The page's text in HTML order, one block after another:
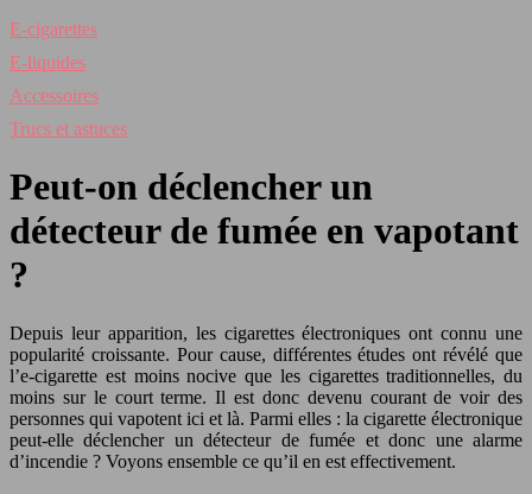
E-cigarettes
E-liquides
Accessoires
Trucs et astuces
Peut-on déclencher un
détecteur de fumée en vapotant
?
Depuis leur apparition, les cigarettes électroniques ont connu une
popularité croissante. Pour cause, différentes études ont révélé que
l’e-cigarette est moins nocive que les cigarettes traditionnelles, du
moins sur le court terme. Il est donc devenu courant de voir des
personnes qui vapotent ici et là. Parmi elles : la cigarette électronique
peut-elle déclencher un détecteur de fumée et donc une alarme
d’incendie ? Voyons ensemble ce qu’il en est effectivement.